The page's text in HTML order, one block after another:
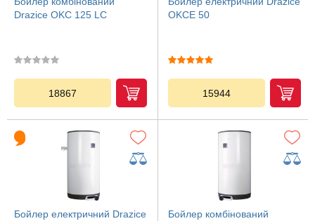
Drazice OKC 125 LC
18867
OKCE 50
15944
Бойлер електричний Drazice
Бойлер комбінований